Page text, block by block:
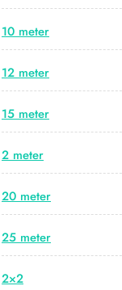
10 meter
12 meter
15 meter
2 meter
20 meter
25 meter
2×2